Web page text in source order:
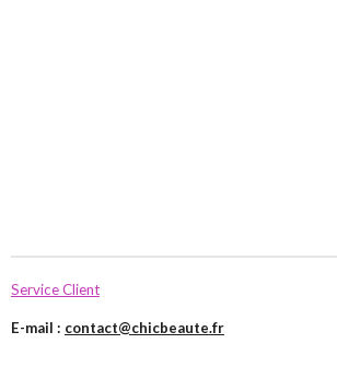
Service Client
E-mail : contact@chicbeaute.fr